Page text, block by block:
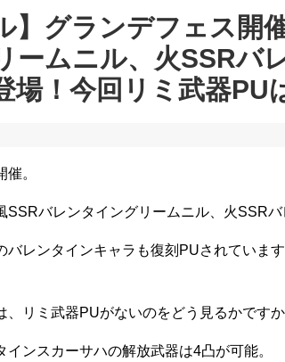
】グランデフェス開
ームニル、火SSRバ
場！今回リミ武器PU
。
SSRバレンタイングリームニル、火SSRバ
バレンタインキャラも復刻PUされていま
、リミ武器PUがないのをどう見るかです
インスカーサハの解放武器は4凸が可能。